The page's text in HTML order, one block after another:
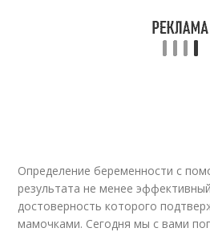
Определение беременности с
результата не менее
достоверность которого
мамочками. Сегодня мы с вами